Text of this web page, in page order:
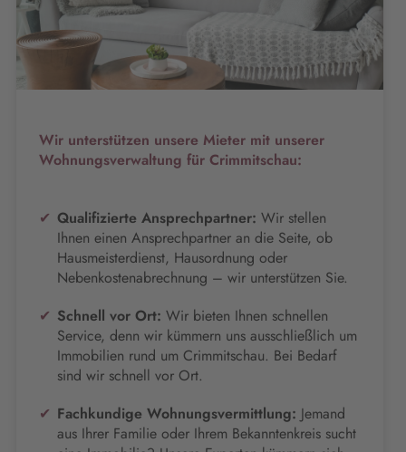
Wir unterstützen unsere Mieter mit unserer
Wohnungsverwaltung für Crimmitschau:
Qualifizierte Ansprechpartner: Wir stellen
Ihnen einen Ansprechpartner an die Seite, ob
Hausmeisterdienst, Hausordnung oder
Nebenkostenabrechnung – wir unterstützen Sie.
Schnell vor Ort: Wir bieten Ihnen schnellen
Service, denn wir kümmern uns ausschließlich um
Immobilien rund um Crimmitschau. Bei Bedarf
sind wir schnell vor Ort.
Fachkundige Wohnungsvermittlung: Jemand
aus Ihrer Familie oder Ihrem Bekanntenkreis sucht